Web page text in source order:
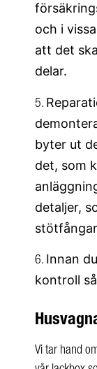
och i
att det
delar.
5.
byter ut
det, som
detaljer,
6. Innan
kontroll
Vi tar hand